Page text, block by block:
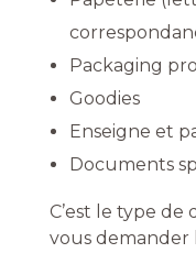
Packaging
Goodies
Enseigne et
Documents
C’est le type
vous demander